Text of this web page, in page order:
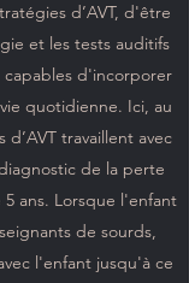
d’AVT, d'être
et les tests auditifs
d'incorporer
quotidienne. Ici, au
travaillent avec
de la perte
ans. Lorsque l'enfant
de sourds,
l'enfant jusqu'à ce